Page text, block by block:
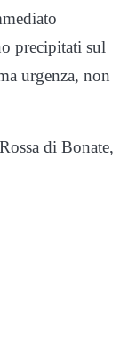
precipitati sul
urgenza, non
di Bonate,